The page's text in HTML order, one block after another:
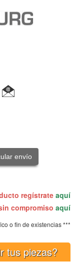
envío
regístrate aquí
compromiso aquí
o fin de existencias ***
tus piezas?